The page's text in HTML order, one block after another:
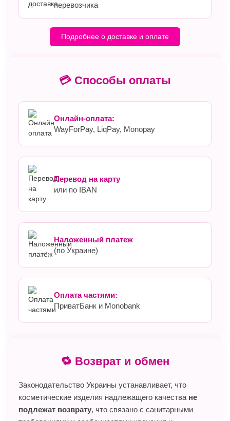
перевозчика
Подробнее о доставке и оплате
💳 Способы оплаты
Онлайн-оплата:
WayForPay, LiqPay, Monopay
Перевод на карту
или по IBAN
Наложенный платеж
(по Украине)
Оплата частями:
ПриватБанк и Monobank
🔁 Возврат и обмен
Законодательство Украины устанавливает, что
косметические изделия надлежащего качества не
подлежат возврату, что связано с санитарными